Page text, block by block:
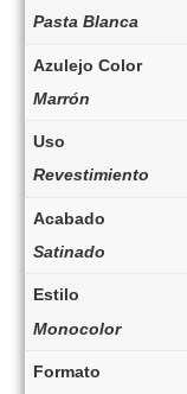
Pasta Blanca
Azulejo Color
Marrón
Uso
Revestimiento
Acabado
Satinado
Estilo
Monocolor
Formato